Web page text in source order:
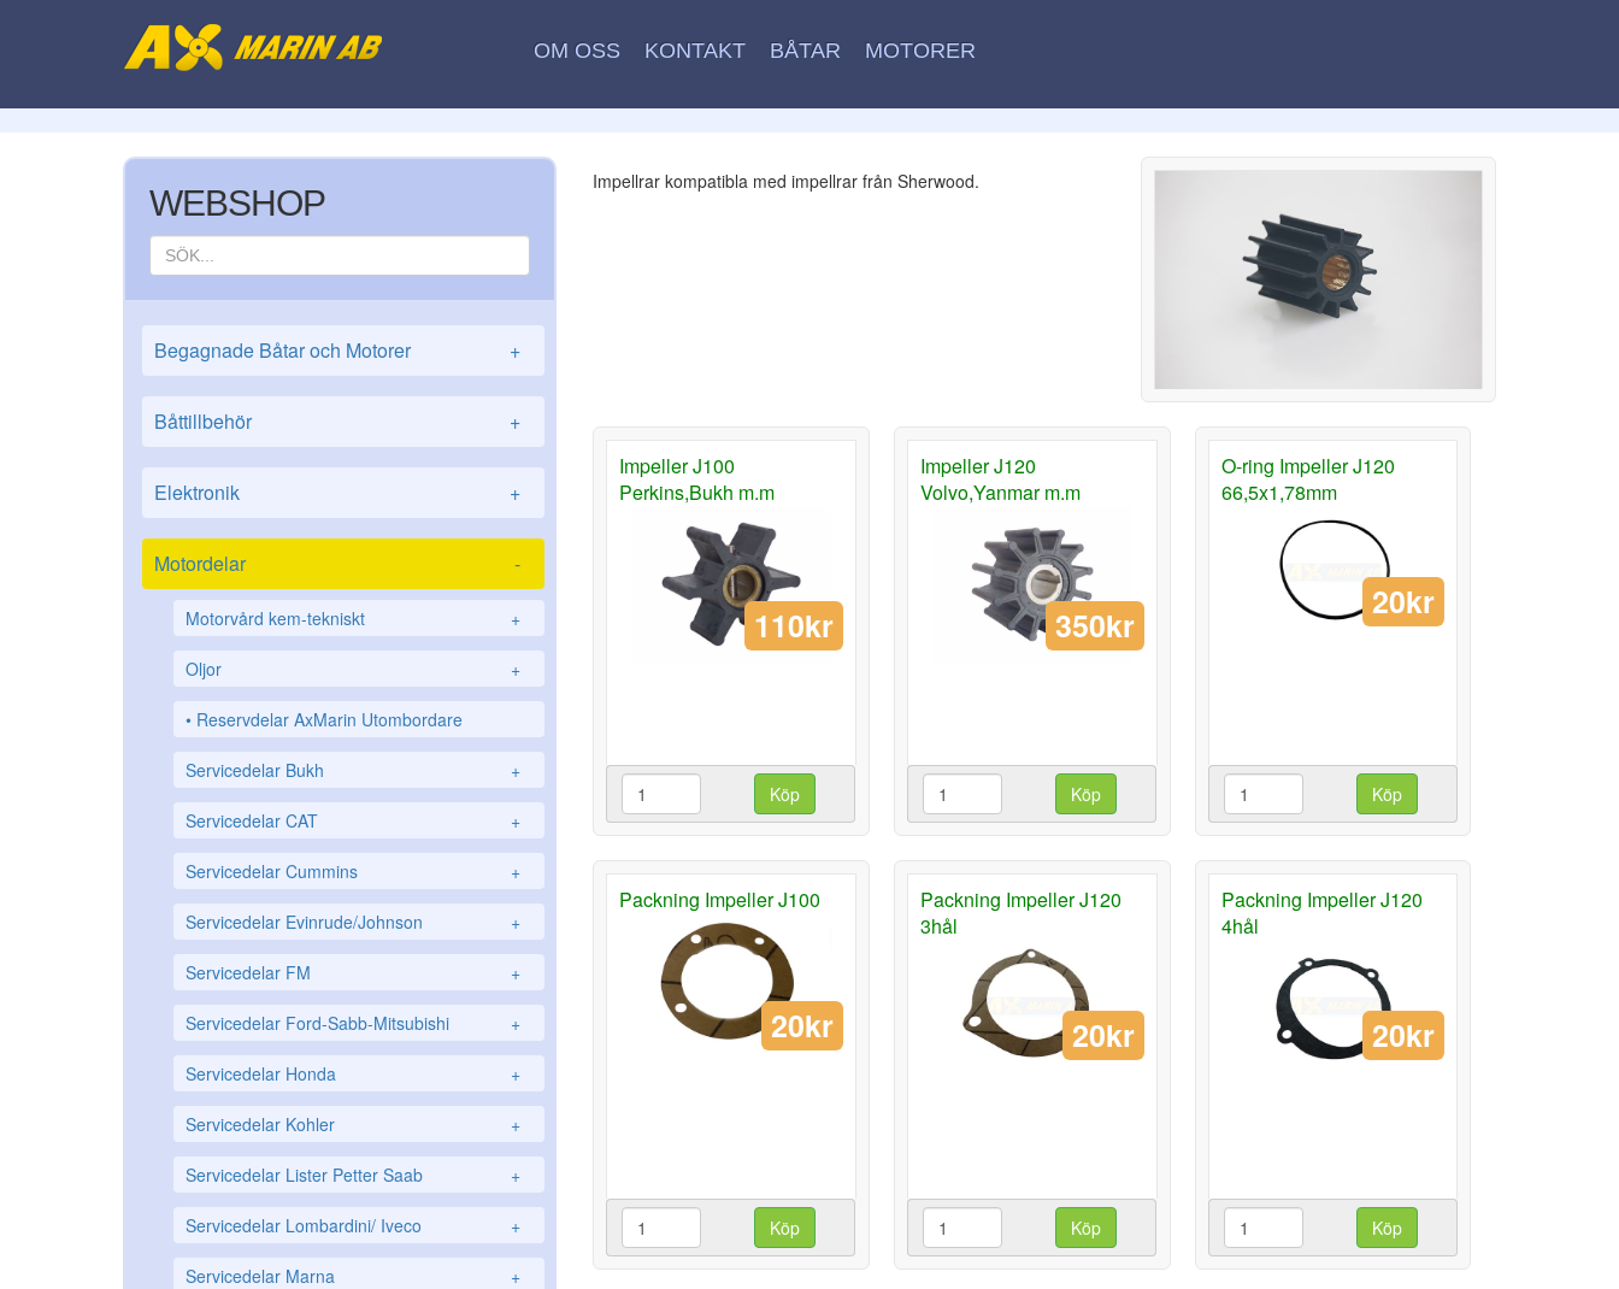
OM OSS KONTAKT BÅTAR MOTORER
WEBSHOP
Begagnade Båtar och Motorer +
Båttillbehör +
Elektronik +
Motordelar -
Motorvård kem-tekniskt +
Oljor +
Reservdelar AxMarin Utombordare
Servicedelar Bukh +
Servicedelar CAT +
Servicedelar Cummins +
Servicedelar Evinrude/Johnson +
Servicedelar FM +
Servicedelar Ford-Sabb-Mitsubishi +
Servicedelar Honda +
Servicedelar Kohler +
Servicedelar Lister Petter Saab +
Servicedelar Lombardini/ Iveco +
Servicedelar Marna +
Impellrar kompatibla med impellrar från Sherwood.
Impeller J100
Perkins,Bukh m.m
110kr
Köp
Impeller J120
Volvo,Yanmar m.m
350kr
Köp
O-ring Impeller J120
66,5x1,78mm
20kr
Köp
Packning Impeller J100
20kr
Köp
Packning Impeller J120
3hål
20kr
Köp
Packning Impeller J120
4hål
20kr
Köp